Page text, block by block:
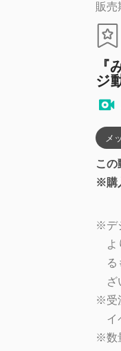
販売
『
ジ
メ
この
※購
※デ
よ
る
ざ
※受
イ
※数